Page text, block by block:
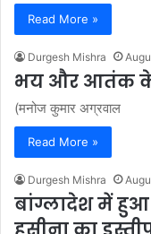
Read More »
Durgesh Mishra
भय और आतंक के
(मनोज कुमार अग्रवाल
Read More »
Durgesh Mishra
बांग्लादेश में